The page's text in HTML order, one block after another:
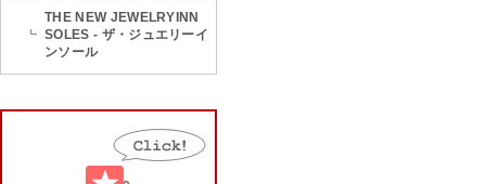
THE NEW JEWELRYINN
SOLES - ザ・ジュエリーイ
ンソール